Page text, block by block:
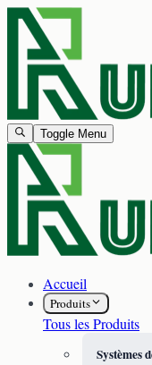
Toggle Menu
Accueil
Produits
Tous les Produits
Systèmes